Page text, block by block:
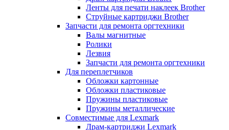
Ленты для печати наклеек Brother
Струйные картриджи Brother
Запчасти для ремонта оргтехники
Валы магнитные
Ролики
Лезвия
Запчасти для ремонта оргтехники
Для переплетчиков
Обложки картонные
Обложки пластиковые
Пружины пластиковые
Пружины металлические
Совместимые для Lexmark
Драм-картриджи Lexmark